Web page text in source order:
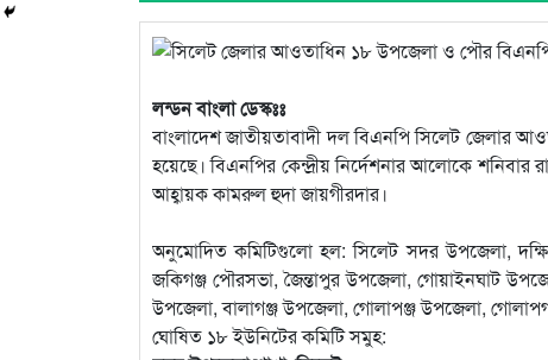
লন্ডন বাংলা ডেস্কঃঃ
বাংলাদেশ জাতীয়তাবাদী দল বিএনপি সিলেট জেলার
হয়েছে। বিএনপির কেন্দ্রীয় নির্দেশনার আলোকে
আহ্বায়ক কামরুল হুদা জায়গীরদার।
অনুমোদিত কমিটিগুলো হল: সিলেট সদর উপজেলা,
জকিগঞ্জ পৌরসভা, জৈন্তাপুর উপজেলা, গোয়াইনঘাট
উপজেলা, বালাগঞ্জ উপজেলা, গোলাপঞ্জ উপজেলা,
ঘোষিত ১৮ ইউনিটের কমিটি সমুহ: